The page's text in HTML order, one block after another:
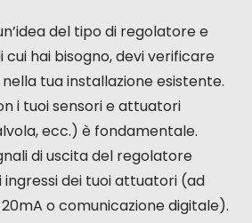
del tipo di regolatore e
cui hai bisogno, devi verificare
tua installazione esistente.
i tuoi sensori e attuatori
ecc.) è fondamentale.
di uscita del regolatore
dei tuoi attuatori (ad
o comunicazione digitale).